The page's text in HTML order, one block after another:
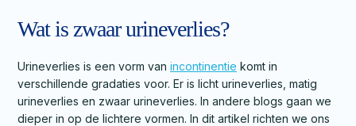
Wat is zwaar urineverlies?
Urineverlies is een vorm van incontinentie komt in
verschillende gradaties voor. Er is licht urineverlies, matig
urineverlies en zwaar urineverlies. In andere blogs gaan we
dieper in op de lichtere vormen. In dit artikel richten we ons